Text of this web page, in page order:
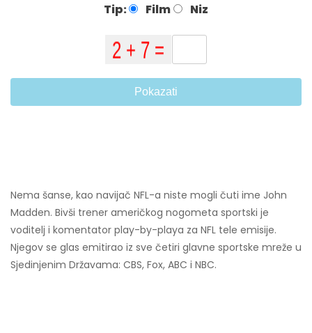
Tip: Film Niz
Pokazati
Nema šanse, kao navijač NFL-a niste mogli čuti ime John
Madden. Bivši trener američkog nogometa sportski je
voditelj i komentator play-by-playa za NFL tele emisije.
Njegov se glas emitirao iz sve četiri glavne sportske mreže u
Sjedinjenim Državama: CBS, Fox, ABC i NBC.